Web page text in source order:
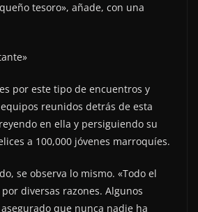
tesoro», añade, con una
por este tipo de encuentros y
reunidos detrás de esta
en ella y persiguiendo su
a 100,000 jóvenes marroquíes.
se observa lo mismo. «Todo el
diversas razones. Algunos
que nunca nadie ha